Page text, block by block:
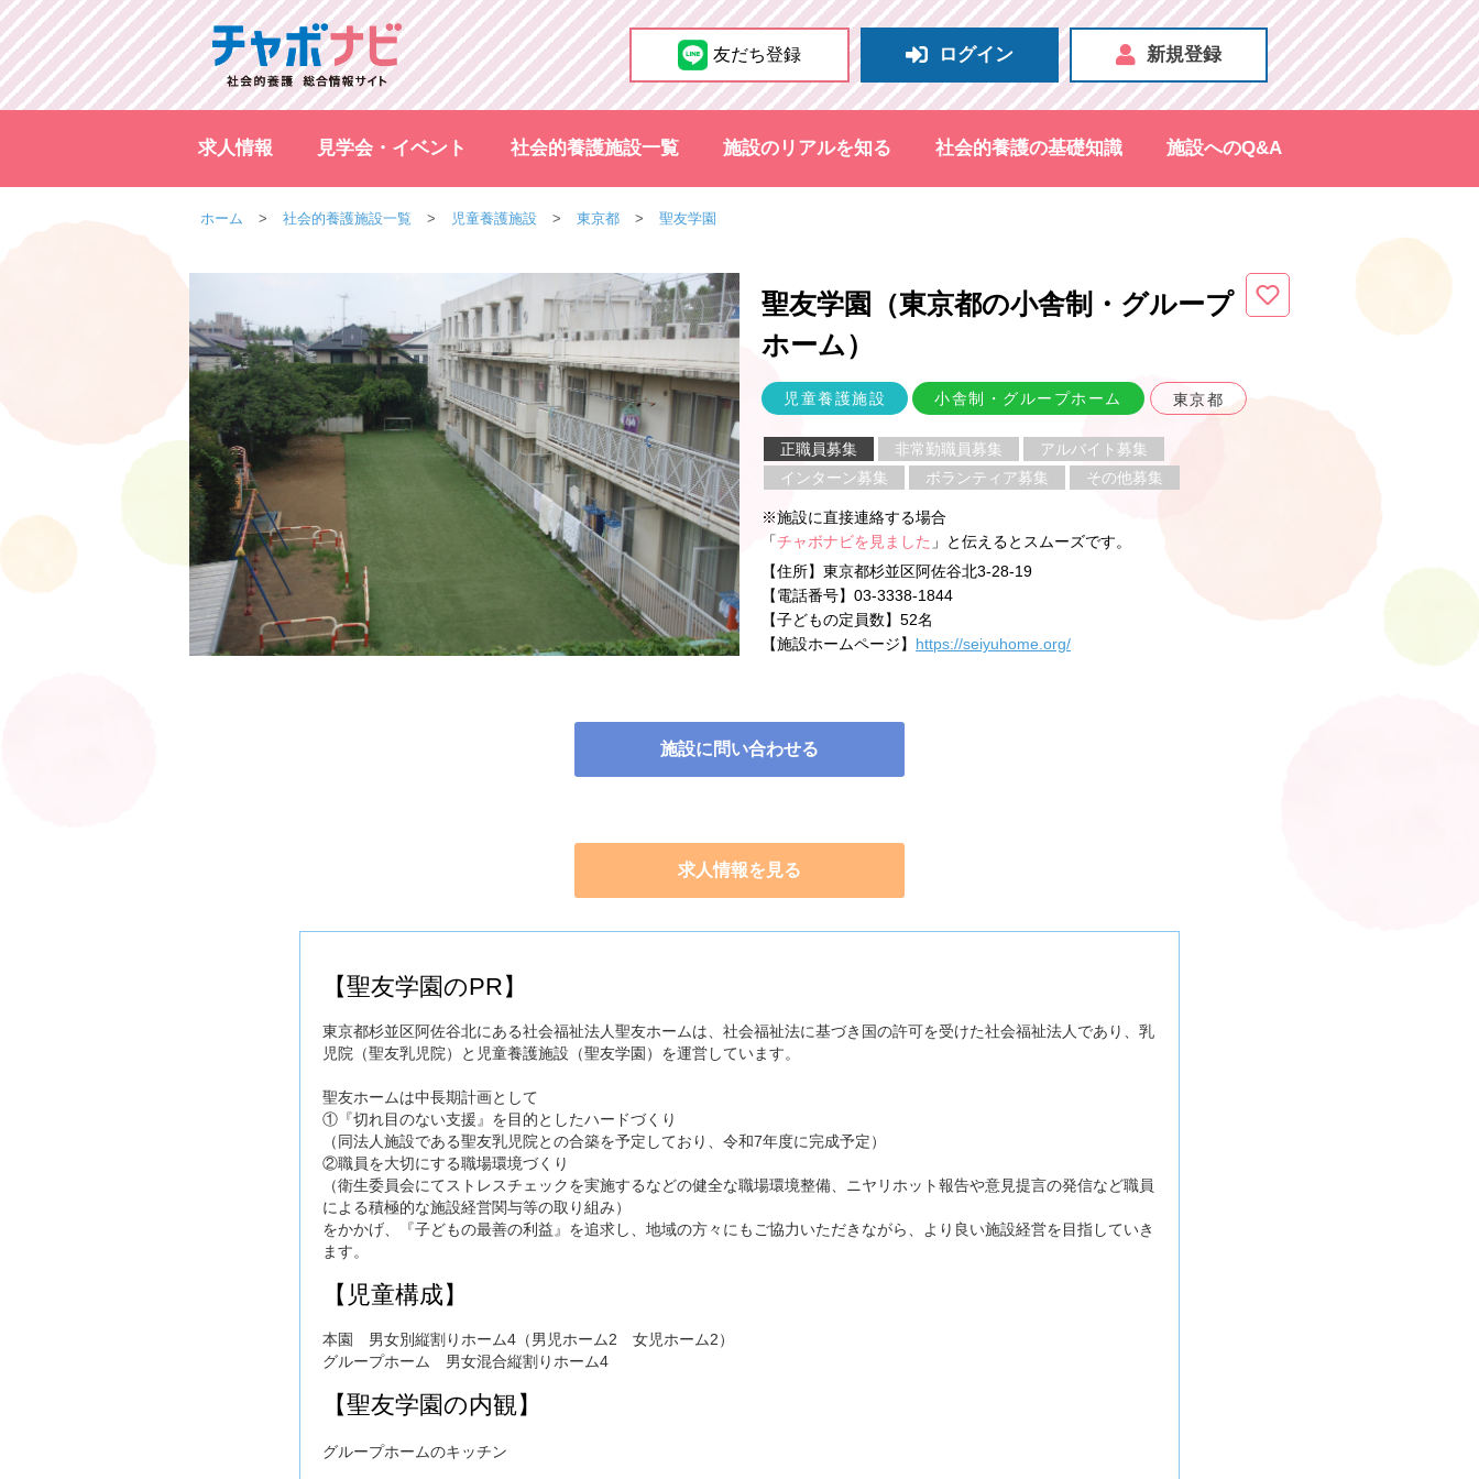
友だち登録 ログイン 新規登録
求人情報 見学会・イベント 社会的養護施設一覧 施設のリアルを知る 社会的養護の基礎知識 施設へのQ&A
ホーム 社会的養護施設一覧 児童養護施設 東京都 聖友学園
聖友学園（東京都の小舎制・グループ
ホーム）
児童養護施設 小舎制・グループホーム 東京都
正職員募集 非常勤職員募集
アルバイト募集
インターン募集
ボランティア募集 その他募集
※施設に直接連絡する場合
「チャボナビを見ました 」と伝えるとスムーズです。
【住所】 東京都杉並区阿佐谷北3-28-19
【電話番号】 03-3338-1844
【子どもの定員数】 52名
【施設ホームページ】 https://seiyuhome.org/
施設に問い合わせる
求人情報を見る
【聖友学園のPR】
東京都杉並区阿佐谷北にある社会福祉法人聖友ホームは、社会福祉法に基づき国の許可を受けた社会福祉法人であり、乳
児院（聖友乳児院）と児童養護施設（聖友学園）を運営しています。
聖友ホームは中長期計画として
①『切れ目のない支援』を目的としたハードづくり
（同法人施設である聖友乳児院との合築を予定しており、令和7年度に完成予定）
②職員を大切にする職場環境づくり
（衛生委員会にてストレスチェックを実施するなどの健全な職場環境整備、ニヤリホット報告や意見提言の発信など職員
による積極的な施設経営関与等の取り組み）
をかかげ、『子どもの最善の利益』を追求し、地域の方々にもご協力いただきながら、より良い施設経営を目指していき
ます。
【児童構成】
本園 男女別縦割りホーム4（男児ホーム2 女児ホーム2）
グループホーム 男女混合縦割りホーム4
【聖友学園の内観】
グループホームのキッチン